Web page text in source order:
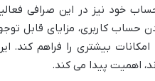
خود نیز در این صرافی
حساب کاربری، مزایای قابل
بیشتری را فراهم کند.
اهمیت پیدا می کند.